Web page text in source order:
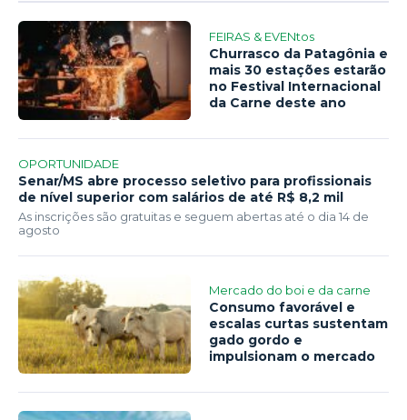
FEIRAS & EVENtos
Churrasco da Patagônia e
mais 30 estações estarão
no Festival Internacional
da Carne deste ano
OPORTUNIDADE
Senar/MS abre processo seletivo para profissionais
de nível superior com salários de até R$ 8,2 mil
As inscrições são gratuitas e seguem abertas até o dia 14 de
agosto
Mercado do boi e da carne
Consumo favorável e
escalas curtas sustentam
gado gordo e
impulsionam o mercado